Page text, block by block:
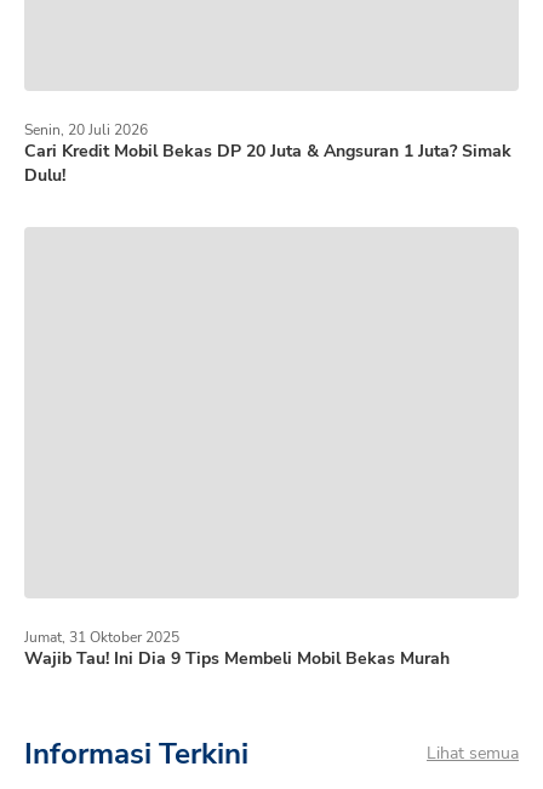
Cari Kredit Mobil Bekas DP 20 Juta & Angsuran 1 Juta? Simak
Dulu!
Senin, 20 Juli 2026
Wajib Tau! Ini Dia 9 Tips Membeli Mobil Bekas Murah
Jumat, 31 Oktober 2025
Informasi Terkini Lihat semua